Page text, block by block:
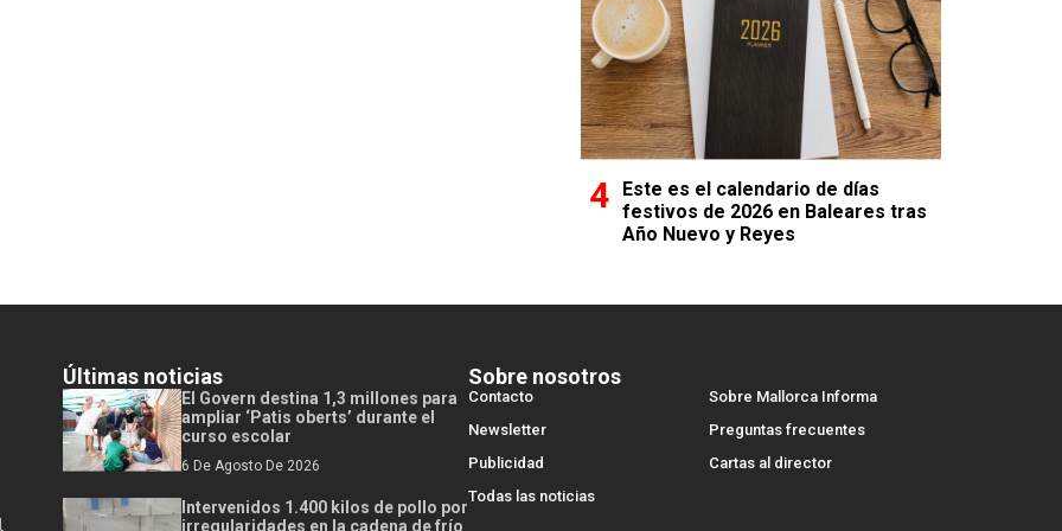
Este es el calendario de días
festivos de 2026 en Baleares tras
Año Nuevo y Reyes
Últimas noticias
El Govern destina 1,3 millones para
ampliar ‘Patis oberts’ durante el
curso escolar
6 De Agosto De 2026
Intervenidos 1.400 kilos de pollo por
irregularidades en la cadena de frío
Sobre nosotros
Contacto
Sobre Mallorca Informa
Newsletter
Preguntas frecuentes
Publicidad
Cartas al director
Todas las noticias